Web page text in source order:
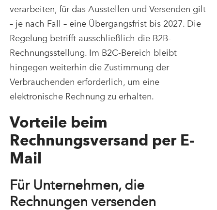
verarbeiten, für das Ausstellen und Versenden gilt
– je nach Fall – eine Übergangsfrist bis 2027. Die
Regelung betrifft ausschließlich die B2B-
Rechnungsstellung. Im B2C-Bereich bleibt
hingegen weiterhin die Zustimmung der
Verbrauchenden erforderlich, um eine
elektronische Rechnung zu erhalten.
Vorteile beim
Rechnungsversand per E-
Mail
Für Unternehmen, die
Rechnungen versenden